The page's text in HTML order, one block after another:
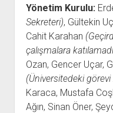
Yönetim Kurulu:
Sekreteri), Gültekin
Cahit Karahan
çalışmalara
Ozan, Gencer Uçar,
(Üniversitedeki görevi
Karaca, Mustafa
Ağın, Sinan Öner,